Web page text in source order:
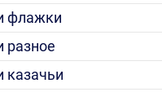
флажки
разное
казачьи